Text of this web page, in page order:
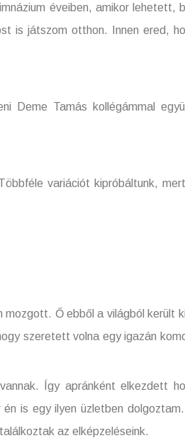
éveiben, amikor lehetett,
is játszom otthon. Innen ered,
Deme Tamás kollégámmal
variációt kipróbáltunk,
Ő ebből a világból került
szeretett volna egy igazán
Így apránként elkezdett
is egy ilyen üzletben
az elképzeléseink.